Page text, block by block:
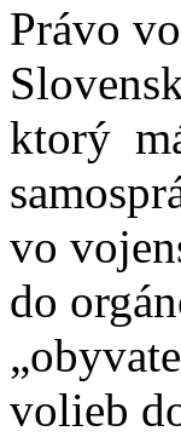
Právo
ktorý
vo
do
volieb